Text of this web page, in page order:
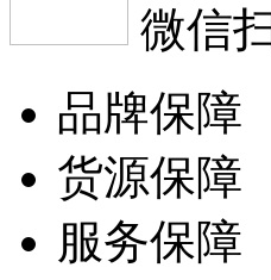
微信
品牌保障
货源保障
服务保障